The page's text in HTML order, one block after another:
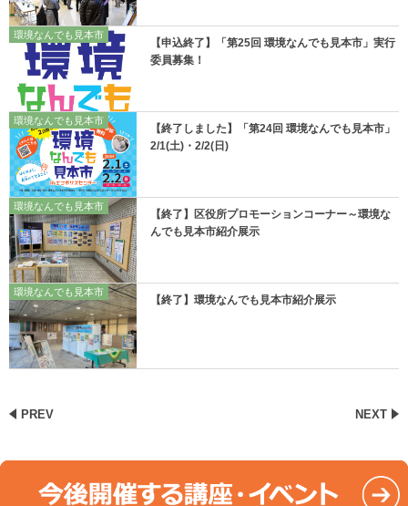
環境なんでも見本市
【申込終了】「第25回 環境なんでも見本市」実行
委員募集！
環境なんでも見本市
【終了しました】「第24回 環境なんでも見本市」
2/1(土)・2/2(日)
環境なんでも見本市
【終了】区役所プロモーションコーナー～環境な
んでも見本市紹介展示
環境なんでも見本市
【終了】環境なんでも見本市紹介展示
PREV NEXT